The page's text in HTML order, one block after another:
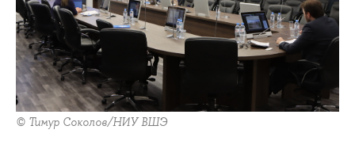
© Тимур Соколов/НИУ ВШЭ